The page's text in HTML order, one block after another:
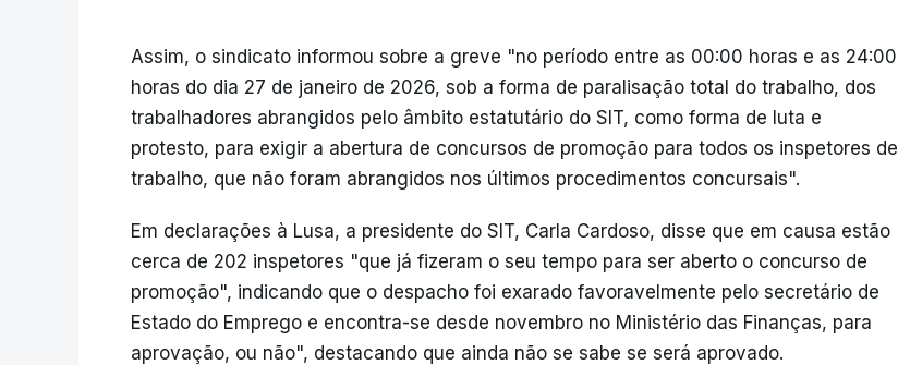
Assim, o sindicato informou sobre a greve "no período entre as 00:00 horas e as 24:00
horas do dia 27 de janeiro de 2026, sob a forma de paralisação total do trabalho, dos
trabalhadores abrangidos pelo âmbito estatutário do SIT, como forma de luta e
protesto, para exigir a abertura de concursos de promoção para todos os inspetores de
trabalho, que não foram abrangidos nos últimos procedimentos concursais".
Em declarações à Lusa, a presidente do SIT, Carla Cardoso, disse que em causa estão
cerca de 202 inspetores "que já fizeram o seu tempo para ser aberto o concurso de
promoção", indicando que o despacho foi exarado favoravelmente pelo secretário de
Estado do Emprego e encontra-se desde novembro no Ministério das Finanças, para
aprovação, ou não", destacando que ainda não se sabe se será aprovado.